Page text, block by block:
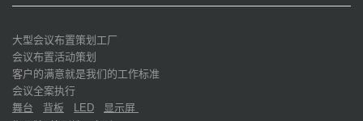
大型会议布置策划工厂
会议布置活动策划
客户的满意就是我们的工作标准
会议全案执行
舞台
背板 LED
显示屏